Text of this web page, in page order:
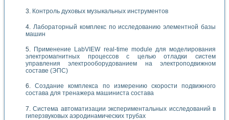
Контроль духовых музыкальных инструментов
Лабораторный комплекс по исследованию элементной базы
машин
Применение LabVIEW real-time module для моделирования
электромагнитных процессов с целью отладки систем
управления электрооборудованием на электроподвижном
составе (ЭПС)
Создание комплекса по измерению скорости подвижного
состава для тренажера машиниста состава
Система автоматизации экспериментальных исследований в
гиперзвуковых аэродинамических трубах